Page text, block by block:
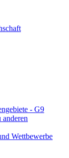
- G9
Wettbewerbe